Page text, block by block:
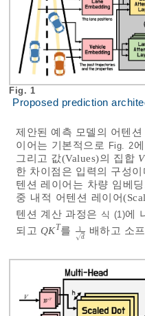
Fig. 1
Proposed prediction
제안된 예측 모델의 어텐
이어는 기본적으로 Fig. 2
그리고 값(Values)의 집합 V
한 차이점은 입력의 구성
텐션 레이어는 차량 임베딩
중 내적 어텐션 레이어
텐션 계산 과정은 식 (1)에
되고 QKT를 1
d
√
1d 배하고 소